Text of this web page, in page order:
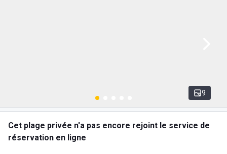
9
Cet plage privée n'a pas encore rejoint le service de
réservation en ligne